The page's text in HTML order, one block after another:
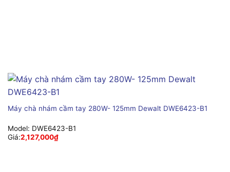
Máy chà nhám cầm tay 280W- 125mm Dewalt DWE6423-B1
Model: DWE6423-B1
Giá:2,127,000₫